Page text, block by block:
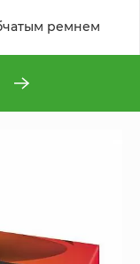
ремнем